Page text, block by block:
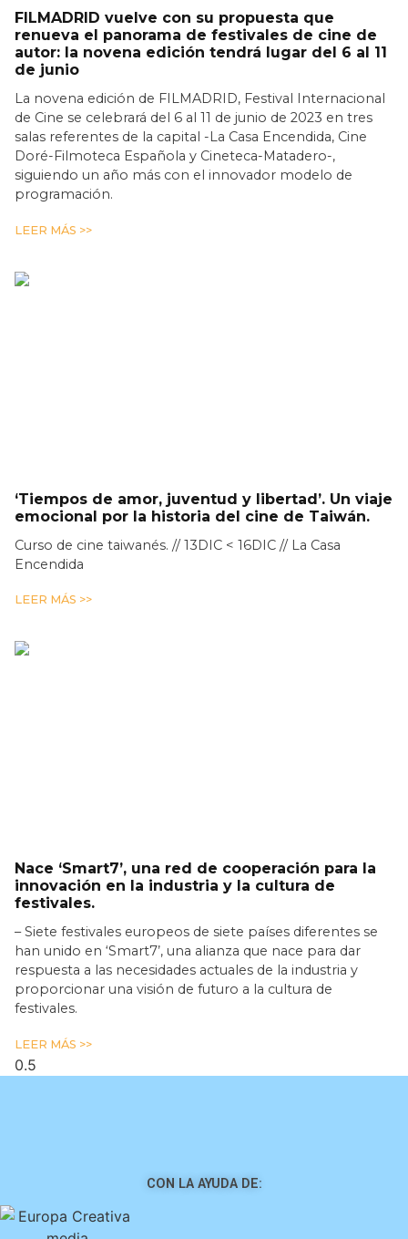
FILMADRID vuelve con su propuesta que
renueva el panorama de festivales de cine de
autor: la novena edición tendrá lugar del 6 al 11
de junio
La novena edición de FILMADRID, Festival Internacional
de Cine se celebrará del 6 al 11 de junio de 2023 en tres
salas referentes de la capital -La Casa Encendida, Cine
Doré-Filmoteca Española y Cineteca-Matadero-,
siguiendo un año más con el innovador modelo de
programación.
LEER MÁS >>
‘Tiempos de amor, juventud y libertad’. Un viaje
emocional por la historia del cine de Taiwán.
Curso de cine taiwanés. // 13DIC < 16DIC // La Casa
Encendida
LEER MÁS >>
Nace ‘Smart7’, una red de cooperación para la
innovación en la industria y la cultura de
festivales.
– Siete festivales europeos de siete países diferentes se
han unido en ‘Smart7’, una alianza que nace para dar
respuesta a las necesidades actuales de la industria y
proporcionar una visión de futuro a la cultura de
festivales.
LEER MÁS >>
CON LA AYUDA DE: